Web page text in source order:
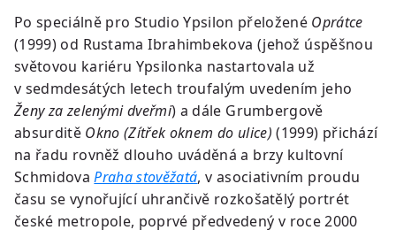
Po speciálně pro Studio Ypsilon přeložené Oprátce
(1999) od Rustama Ibrahimbekova (jehož úspěšnou
světovou kariéru Ypsilonka nastartovala už
v sedmdesátých letech troufalým uvedením jeho
Ženy za zelenými dveřmi) a dále Grumbergově
absurditě Okno (Zítřek oknem do ulice) (1999) přichází
na řadu rovněž dlouho uváděná a brzy kultovní
SchmidovaPraha stověžatá, v asociativním proudu
času se vynořující uhrančivě rozkošatělý portrét
české metropole, poprvé předvedený v roce 2000